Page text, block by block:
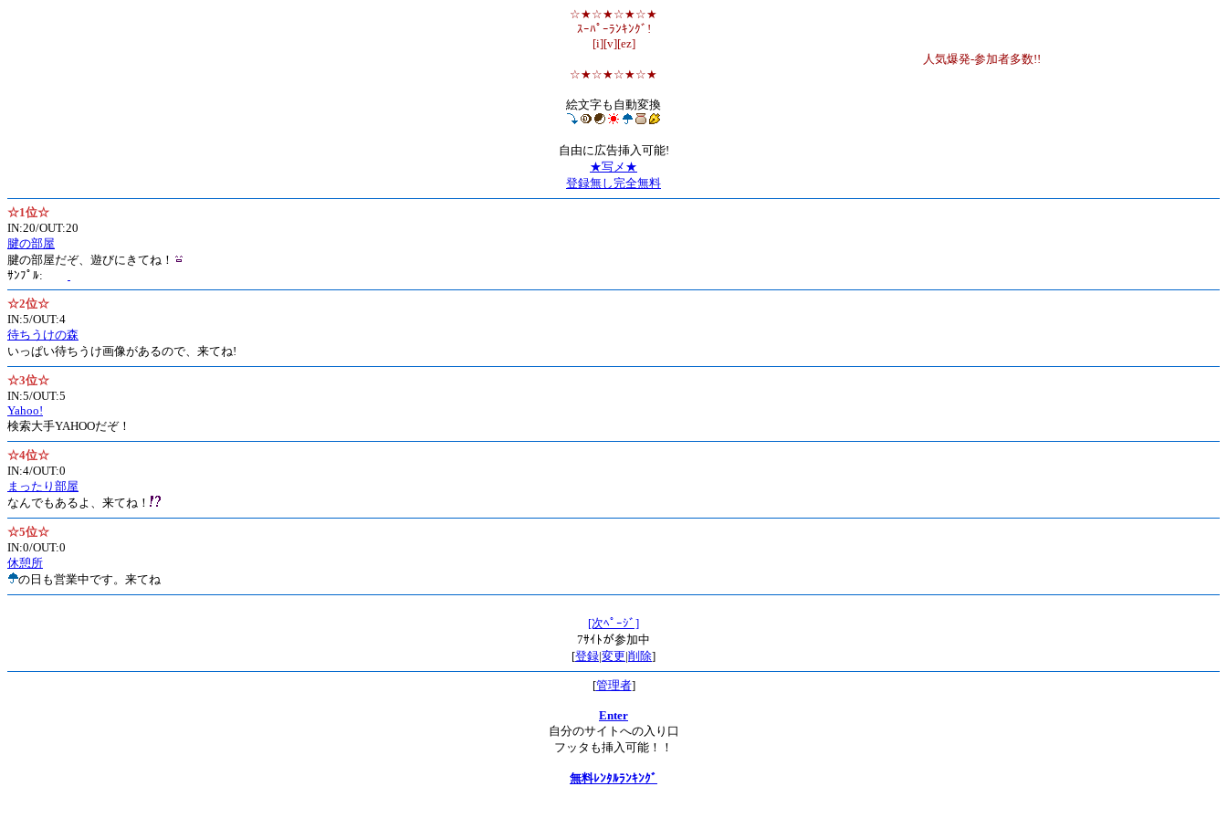
☆★☆★☆★☆★
ｽｰﾊﾟｰﾗﾝｷﾝｸﾞ!
[i][v][ez]
人気爆発-参加者多数!!
☆★☆★☆★☆★
絵文字も自動変換
自由に広告挿入可能!
★写メ★
登録無し完全無料
☆1位☆
IN:20/OUT:20
腱の部屋
腱の部屋だぞ、遊びにきてね！
ｻﾝﾌﾟﾙ:
☆2位☆
IN:5/OUT:4
待ちうけの森
いっぱい待ちうけ画像があるので、来てね!
☆3位☆
IN:5/OUT:5
Yahoo!
検索大手YAHOOだぞ！
☆4位☆
IN:4/OUT:0
まったり部屋
なんでもあるよ、来てね！
☆5位☆
IN:0/OUT:0
休憩所
の日も営業中です。来てね
[次ﾍﾟｰｼﾞ]
7ｻｲﾄが参加中
[登録|変更|削除]
[管理者]
Enter
自分のサイトへの入り口
フッタも挿入可能！！
無料ﾚﾝﾀﾙﾗﾝｷﾝｸﾞ